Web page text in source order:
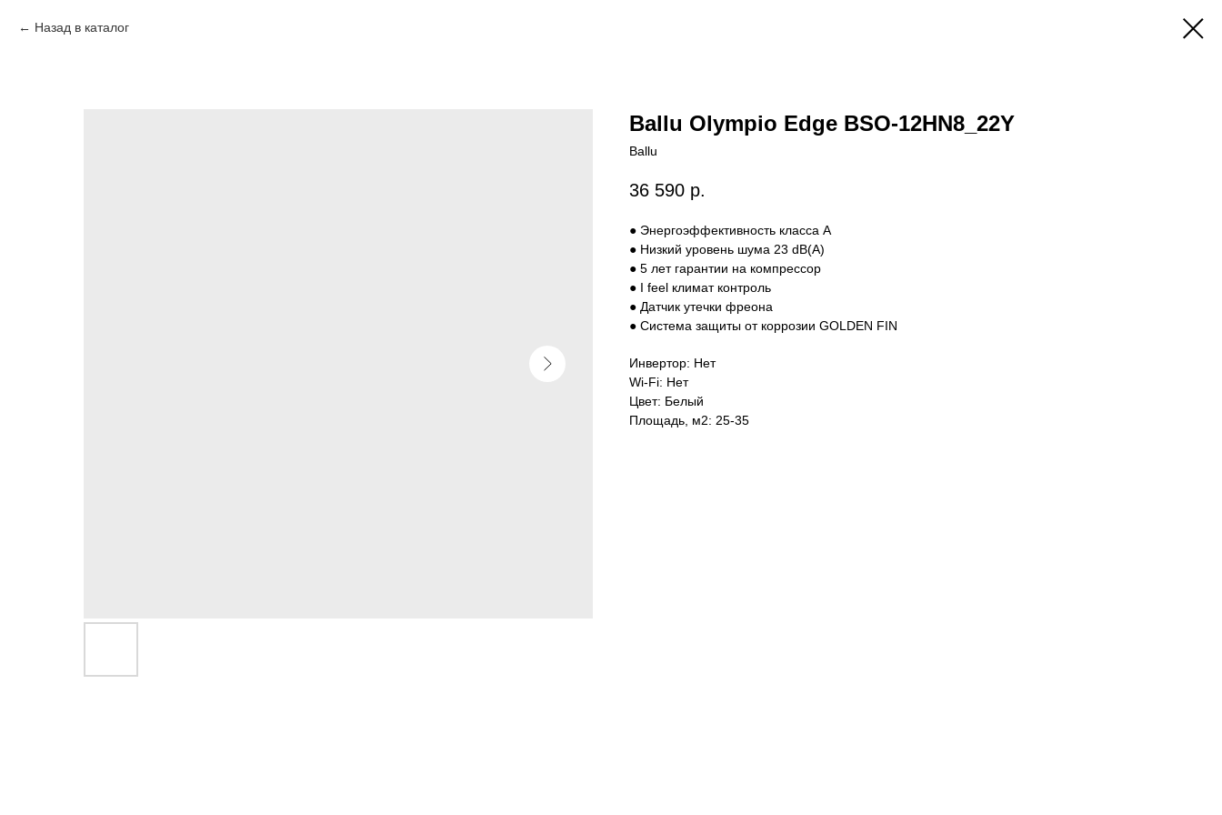
Назад в каталог
Ballu Olympio Edge BSO-12HN8_22Y
Ballu
36 590 р.
● Энергоэффективность класса А
● Низкий уровень шума 23 dB(A)
● 5 лет гарантии на компрессор
● I feel климат контроль
● Датчик утечки фреона
● Система защиты от коррозии GOLDEN FIN
Инвертор: Нет
Wi-Fi: Нет
Цвет: Белый
Площадь, м2: 25-35